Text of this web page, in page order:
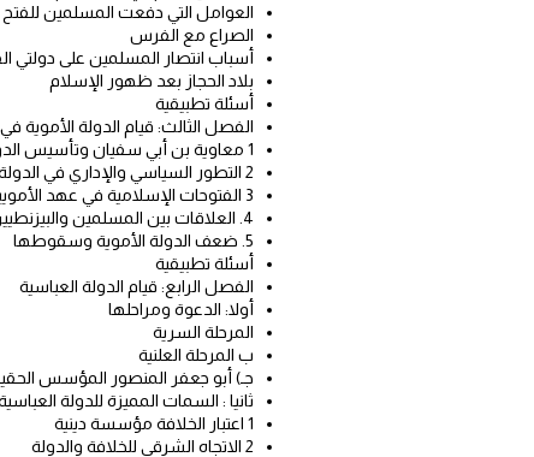
العوامل التي دفعت المسلمين للفتح
الصراع مع الفرس
أسباب انتصار المسلمين على دولتي
بلاد الحجاز بعد ظهور الإسلام
أسئلة تطبيقية
الفصل الثالث: قيام الدولة الأموية
1 معاوية بن أبي سفيان وتأسيس الدولة الأموية
2 التطور السياسي والإداري في الدولة الأموية
3 الفتوحات الإسلامية في عهد الأمويين
4. العلاقات بين المسلمين والبيزنطيين
5. ضعف الدولة الأموية وسقوطها
أسئلة تطبيقية
الفصل الرابع: قيام الدولة العباسية
أولا: الدعوة ومراحلها
المرحلة السرية
ب المرحلة العلنية
جـ) أبو جعفر المنصور المؤسس
ثانيا : السمات المميزة للدولة
1 اعتبار الخلافة مؤسسة دينية
2 الاتجاه الشرقي للخلافة والدولة